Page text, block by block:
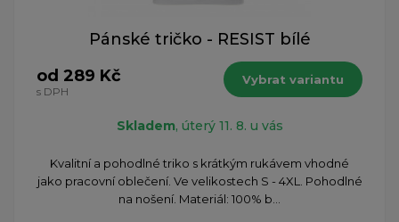
Pánské tričko - RESIST bílé
od 289 Kč
s DPH
Vybrat variantu
Skladem, úterý 11. 8. u vás
Kvalitní a pohodlné triko s krátkým rukávem vhodné
jako pracovní oblečení. Ve velikostech S - 4XL. Pohodlné
na nošení. Materiál: 100% b...